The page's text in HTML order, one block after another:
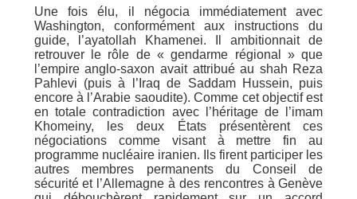
Une fois élu, il négocia immédiatement avec
Washington, conformément aux instructions du
guide, l’ayatollah Khamenei. Il ambitionnait de
retrouver le rôle de « gendarme régional » que
l’empire anglo-saxon avait attribué au shah Reza
Pahlevi (puis à l’Iraq de Saddam Hussein, puis
encore à l’Arabie saoudite). Comme cet objectif est
en totale contradiction avec l’héritage de l’imam
Khomeiny, les deux États présentèrent ces
négociations comme visant à mettre fin au
programme nucléaire iranien. Ils firent participer les
autres membres permanents du Conseil de
sécurité et l’Allemagne à des rencontres à Genève